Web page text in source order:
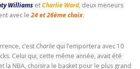
Williams etCharlie Ward, deux meneurs
avec le24 et 26ème choix.
c’est Charlie qui l’emportera avec 10
Celui qui, cette même année, avait été
la NBA, choisira le basket pour le plus grand